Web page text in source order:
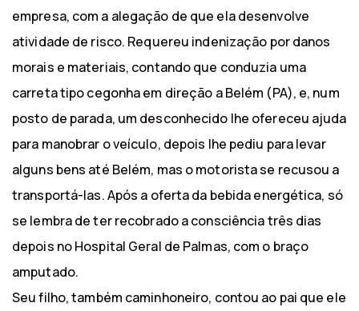
empresa, com a alegação de que ela desenvolve
atividade de risco. Requereu indenização por danos
morais e materiais, contando que conduzia uma
carreta tipo cegonha em direção a Belém (PA), e, num
posto de parada, um desconhecido lhe ofereceu ajuda
para manobrar o veículo, depois lhe pediu para levar
alguns bens até Belém, mas o motorista se recusou a
transportá-las. Após a oferta da bebida energética, só
se lembra de ter recobrado a consciência três dias
depois no Hospital Geral de Palmas, com o braço
amputado.
Seu filho, também caminhoneiro, contou ao pai que ele